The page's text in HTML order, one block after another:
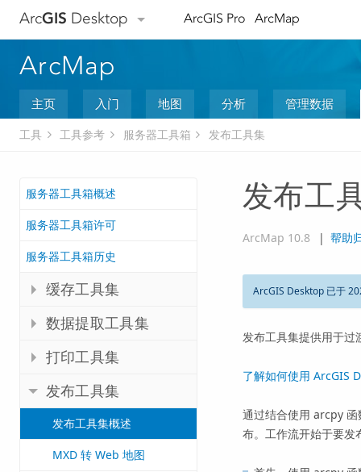
ArcGIS Desktop ArcGIS Pro ArcMap
ArcMap
主页 入门 地图 分析 管理数据
工具 工具参考 服务器工具箱 发布工具集
服务器工具箱概述
服务器工具箱许可
服务器工具箱历史
缓存工具集
数据提取工具集
打印工具集
发布工具集
发布工具集概述
MXD 转 Web 地图
发布工
ArcMap 10.8 | 帮助
ArcGIS Desktop 已于
发布工具集提供用于过
了解如何使用 ArcGIS
通过结合使用 arcpy 函
布。工作流开始于要发